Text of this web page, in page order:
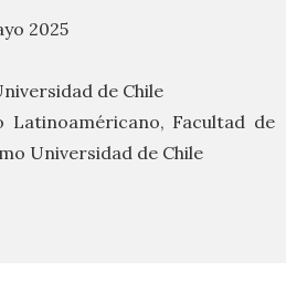
2025
de Chile
Facultad de
Universidad de Chile